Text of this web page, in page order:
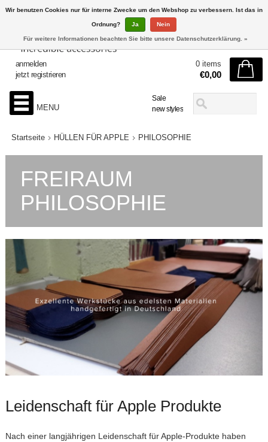
Sale
new styles
anmelden
jetzt registrieren
0 items
€0,00
MENU
Startseite HÜLLEN FÜR APPLE PHILOSOPHIE
FREIRAUM
PHILOSOPHIE
Leidenschaft für Apple Produkte
Nach einer langjährigen Leidenschaft für Apple-Produkte haben
Wir benutzen Cookies nur für interne Zwecke um den Webshop zu verbessern. Ist das in
Ordnung? Ja Nein
Für weitere Informationen beachten Sie bitte unsere Datenschutzerklärung. »